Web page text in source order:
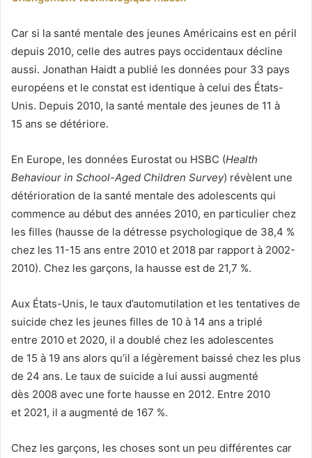
Car si la santé mentale des jeunes Américains est en péril
depuis 2010, celle des autres pays occidentaux décline
aussi. Jonathan Haidt a publié les données pour 33 pays
européens et le constat est identique à celui des États-
Unis. Depuis 2010, la santé mentale des jeunes de 11 à
15 ans se détériore.
En Europe, les données Eurostat ou HSBC (Health
Behaviour in School-Aged Children Survey) révèlent une
détérioration de la santé mentale des adolescents qui
commence au début des années 2010, en particulier chez
les filles (hausse de la détresse psychologique de 38,4 %
chez les 11-15 ans entre 2010 et 2018 par rapport à 2002-
2010). Chez les garçons, la hausse est de 21,7 %.
Aux États-Unis, le taux d’automutilation et les tentatives de
suicide chez les jeunes filles de 10 à 14 ans a triplé
entre 2010 et 2020, il a doublé chez les adolescentes
de 15 à 19 ans alors qu’il a légèrement baissé chez les plus
de 24 ans. Le taux de suicide a lui aussi augmenté
dès 2008 avec une forte hausse en 2012. Entre 2010
et 2021, il a augmenté de 167 %.
Chez les garçons, les choses sont un peu différentes car